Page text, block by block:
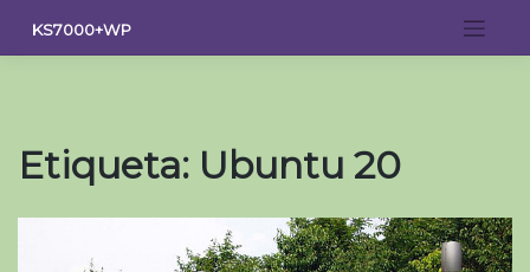
contenido
KS7000+WP
Etiqueta: Ubuntu 20